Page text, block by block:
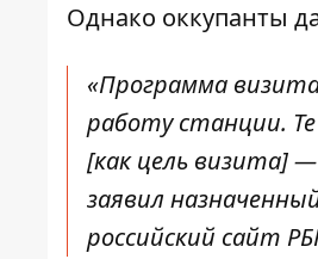
Однако оккупанты
«Программа
работу станции.
[как цель визита]
заявил
российский сайт